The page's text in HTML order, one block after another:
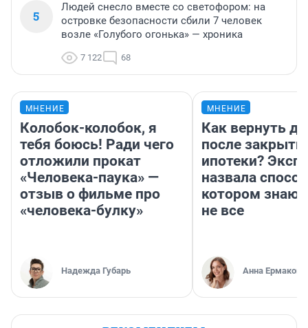
5
Людей снесло вместе со светофором: на
островке безопасности сбили 7 человек
возле «Голубого огонька» — хроника
7 122 68
МНЕНИЕ
Колобок-колобок, я
тебя боюсь! Ради чего
отложили прокат
«Человека-паука» —
отзыв о фильме про
«человека-булку»
Надежда Губарь
МНЕНИЕ
Как вернуть
после
ипотеки?
назвала
котором
не все
Анна Ермакова